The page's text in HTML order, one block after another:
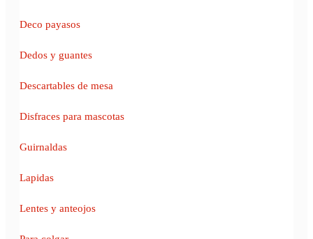
Deco payasos
Dedos y guantes
Descartables de mesa
Disfraces para mascotas
Guirnaldas
Lapidas
Lentes y anteojos